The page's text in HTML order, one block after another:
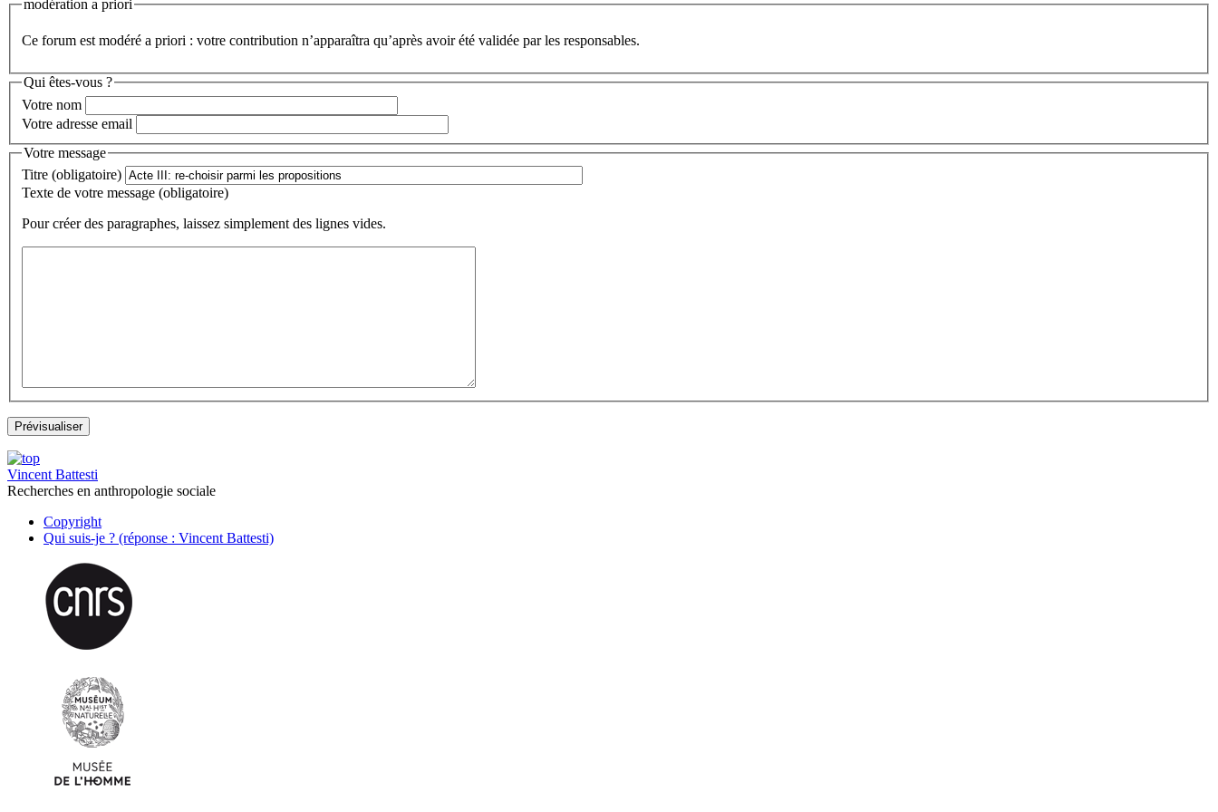
modération a priori
Ce forum est modéré a priori : votre contribution n’apparaîtra qu’après avoir été validée par les responsables.
Qui êtes-vous ?
Votre nom
Votre adresse email
Votre message
Titre (obligatoire)
Texte de votre message (obligatoire)
Pour créer des paragraphes, laissez simplement des lignes vides.
Vincent Battesti
Recherches en anthropologie sociale
Copyright
Qui suis-je ? (réponse : Vincent Battesti)